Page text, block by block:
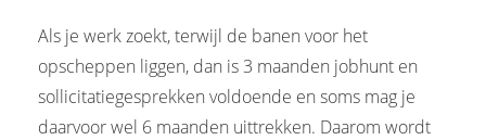
Als je werk zoekt, terwijl de banen voor het
opscheppen liggen, dan is 3 maanden jobhunt en
sollicitatiegesprekken voldoende en soms mag je
daarvoor wel 6 maanden uittrekken. Daarom wordt